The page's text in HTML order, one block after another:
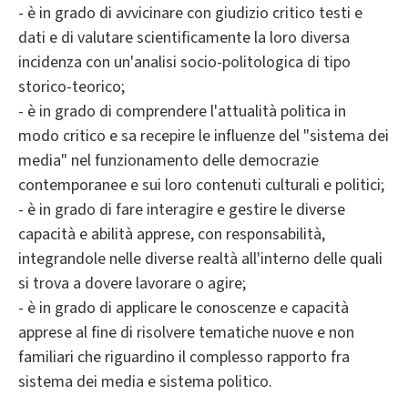
- è in grado di avvicinare con giudizio critico testi e
dati e di valutare scientificamente la loro diversa
incidenza con un'analisi socio-politologica di tipo
storico-teorico;
- è in grado di comprendere l'attualità politica in
modo critico e sa recepire le influenze del "sistema dei
media" nel funzionamento delle democrazie
contemporanee e sui loro contenuti culturali e politici;
- è in grado di fare interagire e gestire le diverse
capacità e abilità apprese, con responsabilità,
integrandole nelle diverse realtà all'interno delle quali
si trova a dovere lavorare o agire;
- è in grado di applicare le conoscenze e capacità
apprese al fine di risolvere tematiche nuove e non
familiari che riguardino il complesso rapporto fra
sistema dei media e sistema politico.